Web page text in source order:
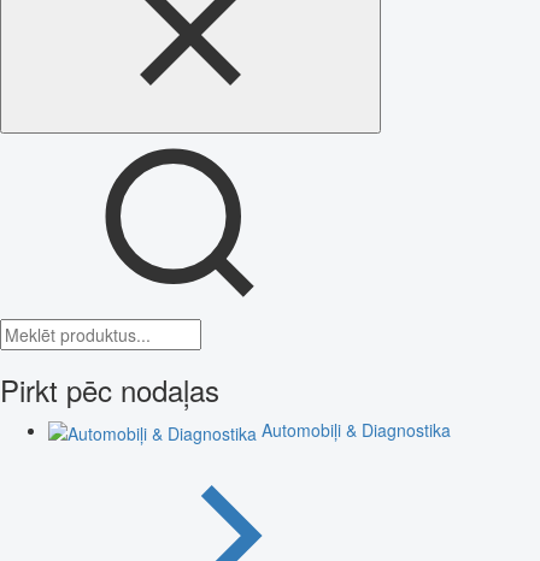
Pirkt pēc nodaļas
Automobiļi & Diagnostika